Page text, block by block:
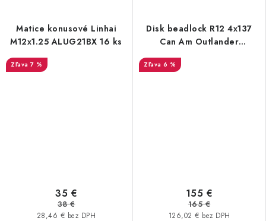
Matice konusové Linhai
M12x1.25 ALUG21BX 16 ks
7 %
28,46 € bez DPH
35 €
38 €
Disk beadlock R12 4x137
Can Am Outlander
Renegade Maverick XTP
6 %
126,02 € bez DPH
155 €
165 €